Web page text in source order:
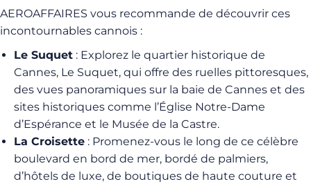
AEROAFFAIRES vous recommande de découvrir ces
incontournables cannois :
Le Suquet : Explorez le quartier historique de
Cannes, Le Suquet, qui offre des ruelles pittoresques,
des vues panoramiques sur la baie de Cannes et des
sites historiques comme l’Église Notre-Dame
d’Espérance et le Musée de la Castre.
La Croisette : Promenez-vous le long de ce célèbre
boulevard en bord de mer, bordé de palmiers,
d’hôtels de luxe, de boutiques de haute couture et